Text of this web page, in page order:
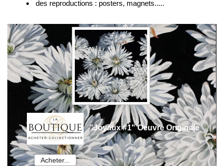
des reproductions : posters, magnets.....
"Joyaux #1" Oeuvre Originale
Acheter...